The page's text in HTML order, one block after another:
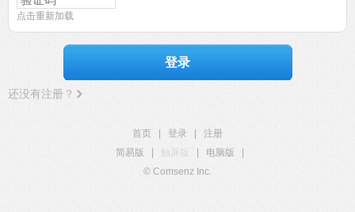
点击重新加载
登录
还没有注册？
首页 登录
注册
简易版
触屏版 电脑版
© Comsenz Inc.